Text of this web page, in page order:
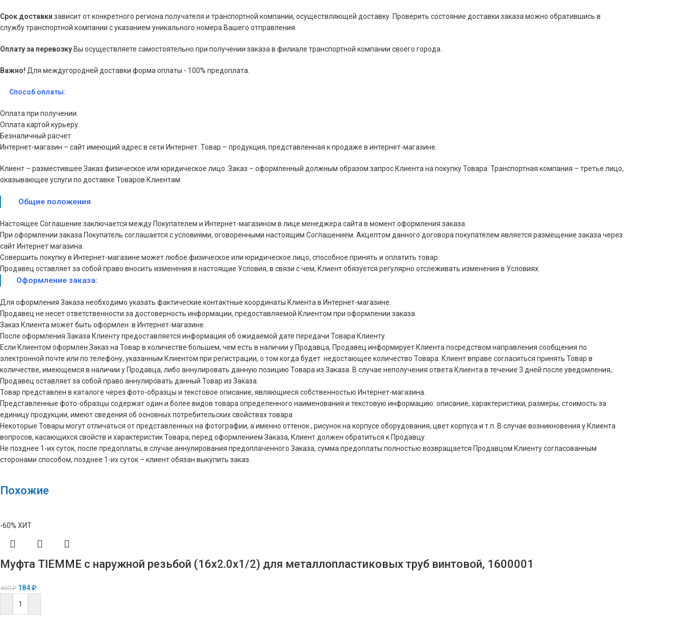
Срок доставки зависит от конкретного региона получателя и транспортной компании, осуществляющей доставку. Проверить состояние доставки заказа можно обратившись в
службу транспортной компании с указанием уникального номера Вашего отправления.
Оплату за перевозку Вы осуществляете самостоятельно при получении заказа в филиале транспортной компании своего города.
Важно! Для междугородней доставки форма оплаты - 100% предоплата.
Способ оплаты:
Оплата при получении.
Оплата картой курьеру.
Безналичный расчет
Интернет-магазин – сайт имеющий адрес в сети Интернет. Товар – продукция, представленная к продаже в интернет-магазине.
Клиент – разместившее Заказ физическое или юридическое лицо. Заказ – оформленный должным образом запрос Клиента на покупку Товара. Транспортная компания – третье лицо,
оказывающее услуги по доставке Товаров Клиентам:
Общие положения
Настоящее Соглашение заключается между Покупателем и Интернет-магазином в лице менеджера сайта в момент оформления заказа.
При оформлении заказа Покупатель соглашается с условиями, оговоренными настоящим Соглашением. Акцептом данного договора покупателем является размещение заказа через
сайт Интернет магазина.
Совершить покупку в Интернет-магазине может любое физическое или юридическое лицо, способное принять и оплатить товар.
Продавец оставляет за собой право вносить изменения в настоящие Условия, в связи с чем, Клиент обязуется регулярно отслеживать изменения в Условиях.
Оформление заказа:
Для оформления Заказа необходимо указать фактические контактные координаты Клиента в Интернет-магазине.
Продавец не несет ответственности за достоверность информации, предоставляемой Клиентом при оформлении заказа.
Заказ Клиента может быть оформлен в Интернет-магазине.
После оформления Заказа Клиенту предоставляется информация об ожидаемой дате передачи Товара Клиенту.
Если Клиентом оформлен Заказ на Товар в количестве большем, чем есть в наличии у Продавца, Продавец информирует Клиента посредством направления сообщения по
электронной почте или по телефону, указанным Клиентом при регистрации, о том когда будет недостающее количество Товара. Клиент вправе согласиться принять Товар в
количестве, имеющемся в наличии у Продавца, либо аннулировать данную позицию Товара из Заказа. В случае неполучения ответа Клиента в течение 3 дней после уведомления,
Продавец оставляет за собой право аннулировать данный Товар из Заказа.
Товар представлен в каталоге через фото-образцы и текстовое описание, являющиеся собственностью Интернет-магазина.
Представленные фото-образцы содержат один и более видов товара определенного наименования и текстовую информацию: описание, характеристики, размеры, стоимость за
единицу продукции, имеют сведения об основных потребительских свойствах товара
Некоторые Товары могут отличаться от представленных на фотографии, а именно оттенок , рисунок на корпусе оборудования, цвет корпуса и т.п. В случае возникновения у Клиента
вопросов, касающихся свойств и характеристик Товара, перед оформлением Заказа, Клиент должен обратиться к Продавцу.
Не позднее 1-их суток, после предоплаты, в случае аннулирования предоплаченного Заказа, сумма предоплаты полностью возвращается Продавцом Клиенту согласованным
сторонами способом, позднее 1-их суток – клиент обязан выкупить заказ.
Похожие
-60% ХИТ
Муфта TIEMME с наружной резьбой (16х2.0х1/2) для металлопластиковых труб винтовой, 1600001
460₽ 184₽